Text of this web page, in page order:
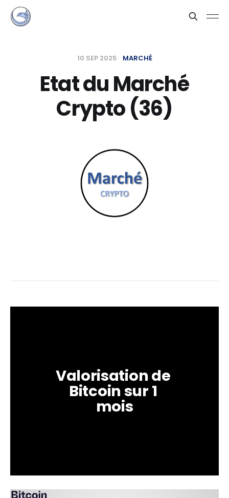
10 SEP 2025 MARCHÉ
Etat du Marché
Crypto (36)
Valorisation de
Bitcoin sur 1
mois